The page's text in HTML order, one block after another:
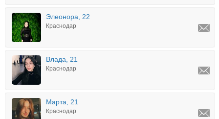
Элеонора, 22
Краснодар
Влада, 21
Краснодар
Марта, 21
Краснодар